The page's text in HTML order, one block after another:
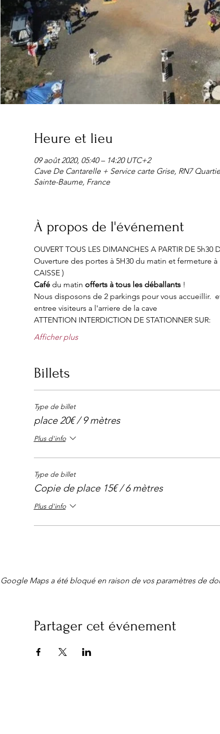
Heure et lieu
09 août 2020, 05:40 – 14:20 UTC+2
Cave De Cantarelle + Service carte Grise, RN7
Sainte-Baume, France
À propos de l'événement
OUVERT TOUS LES DIMANCHES A PARTIR DE 5h30
Ouverture des portes à 5H30 du matin et fermeture à
CAISSE )
Café du matin offerts à tous les déballants !
Nous disposons de 2 parkings pour vous accueillir.
entree visiteurs a l'arriere de la cave
ATTENTION INTERDICTION DE STATIONNER SUR:
Afficher plus
Billets
Type de billet
place 20€ / 9 mètres
Plus d'info
Type de billet
Copie de place 15€ / 6 mètres
Plus d'info
Google Maps a été bloqué en raison de vos paramètres de
Partager cet événement